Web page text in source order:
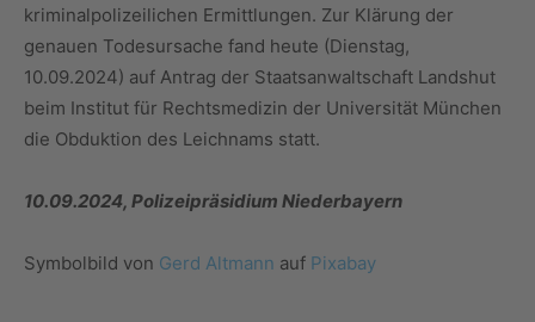
kriminalpolizeilichen Ermittlungen. Zur Klärung der
genauen Todesursache fand heute (Dienstag,
10.09.2024) auf Antrag der Staatsanwaltschaft Landshut
beim Institut für Rechtsmedizin der Universität München
die Obduktion des Leichnams statt.
10.09.2024, Polizeipräsidium Niederbayern
Symbolbild von Gerd Altmann auf Pixabay